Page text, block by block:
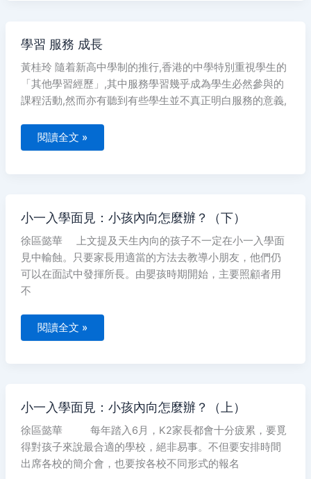
學習 服務 成長
黃桂玲 隨着新高中學制的推行,香港的中學特別重視學生的
「其他學習經歷」,其中服務學習幾乎成為學生必然參與的
課程活動,然而亦有聽到有些學生並不真正明白服務的意義,
學
習
服
務
成
長
閱讀全文 »
小一入學面見：小孩內向怎麼辦？（下）
徐區懿華 上文提及天生內向的孩子不一定在小一入學面
見中輸蝕。只要家長用適當的方法去教導小朋友，他們仍
可以在面試中發揮所長。由嬰孩時期開始，主要照顧者用
不
小
一
入
學
面
見：
小
孩
麼
辦？
（下）
閱讀全文 »
小一入學面見：小孩內向怎麼辦？（上）
徐區懿華 每年踏入6月，K2家長都會十分疲累，要覓
得對孩子來說最合適的學校，絕非易事。不但要安排時間
出席各校的簡介會，也要按各校不同形式的報名
小
一
入
學
面
見：
小
孩